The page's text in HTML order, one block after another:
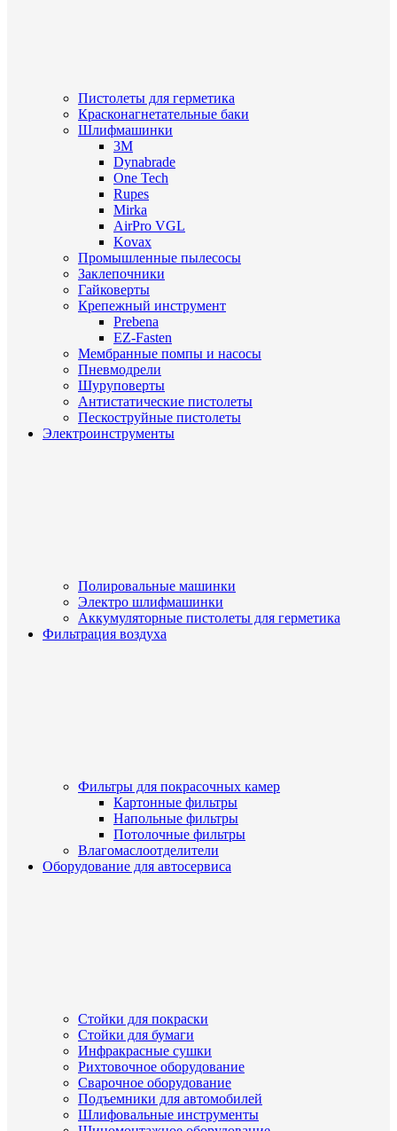
Пистолеты для герметика
Красконагнетательные баки
Шлифмашинки
3M
Dynabrade
One Tech
Rupes
Mirka
AirPro VGL
Kovax
Промышленные пылесосы
Заклепочники
Гайковерты
Крепежный инструмент
Prebena
EZ-Fasten
Мембранные помпы и насосы
Пневмодрели
Шуруповерты
Антистатические пистолеты
Пескоструйные пистолеты
Электроинструменты
Полировальные машинки
Электро шлифмашинки
Аккумуляторные пистолеты для герметика
Фильтрация воздуха
Фильтры для покрасочных камер
Картонные фильтры
Напольные фильтры
Потолочные фильтры
Влагомаслоотделители
Оборудование для автосервиса
Стойки для покраски
Стойки для бумаги
Инфракрасные сушки
Рихтовочное оборудование
Сварочное оборудование
Подъемники для автомобилей
Шлифовальные инструменты